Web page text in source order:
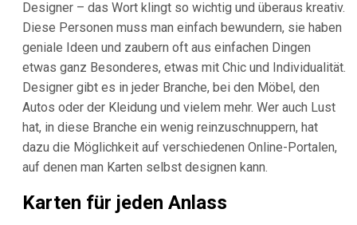
Designer – das Wort klingt so wichtig und überaus kreativ.
Diese Personen muss man einfach bewundern, sie haben
geniale Ideen und zaubern oft aus einfachen Dingen
etwas ganz Besonderes, etwas mit Chic und Individualität.
Designer gibt es in jeder Branche, bei den Möbel, den
Autos oder der Kleidung und vielem mehr. Wer auch Lust
hat, in diese Branche ein wenig reinzuschnuppern, hat
dazu die Möglichkeit auf verschiedenen Online-Portalen,
auf denen man Karten selbst designen kann.
Karten für jeden Anlass